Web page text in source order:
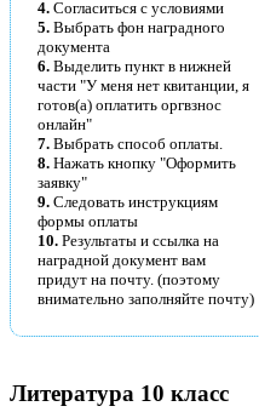
4. Согласиться с условиями
5. Выбрать фон наградного
документа
6. Выделить пункт в нижней
части "У меня нет квитанции, я
готов(а) оплатить оргвзнос
онлайн"
7. Выбрать способ оплаты.
8. Нажать кнопку "Оформить
заявку"
9. Следовать инструкциям
формы оплаты
10. Результаты и ссылка на
наградной документ вам
придут на почту. (поэтому
внимательно заполняйте почту)
Литература 10 класс